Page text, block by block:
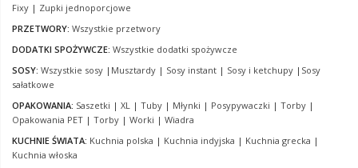
Fixy | Zupki jednoporcjowe
PRZETWORY: Wszystkie przetwory
DODATKI SPOŻYWCZE: Wszystkie dodatki spożywcze
SOSY: Wszystkie sosy | Musztardy | Sosy instant | Sosy i ketchupy | Sosy
sałatkowe
OPAKOWANIA: Saszetki | XL | Tuby | Młynki | Posypywaczki | Torby |
Opakowania PET | Torby | Worki | Wiadra
KUCHNIE ŚWIATA: Kuchnia polska | Kuchnia indyjska | Kuchnia grecka |
Kuchnia włoska